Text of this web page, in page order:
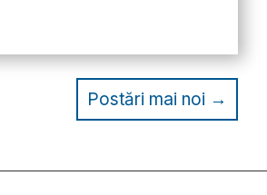
Postări mai noi →